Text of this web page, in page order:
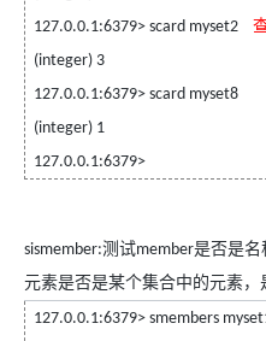
127.0.0.1:6379> scard myset2
(integer) 3
127.0.0.1:6379> scard myset8
(integer) 1
127.0.0.1:6379>
sismember:测试member是否是名
元素是否是某个集合中的元素，
127.0.0.1:6379> smembers